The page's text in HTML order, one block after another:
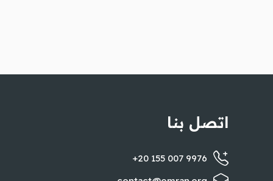
اتصل بنا
+20 155 007 9976